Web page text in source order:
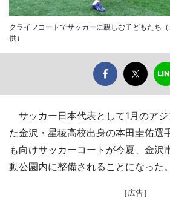
クライフコートでサッカーに親しむ子どもたち
供）
サッカー日本代表として1月のア
た金沢・星稜高校出身の本田圭佑選
も向けサッカーコートが今夏、金沢
動公園内に整備されることになった。
［広告］